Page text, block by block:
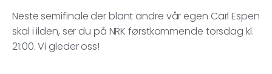
Neste semifinale der blant andre vår egen Carl Espen
skal i ilden, ser du på NRK førstkommende torsdag kl.
21:00. Vi gleder oss!